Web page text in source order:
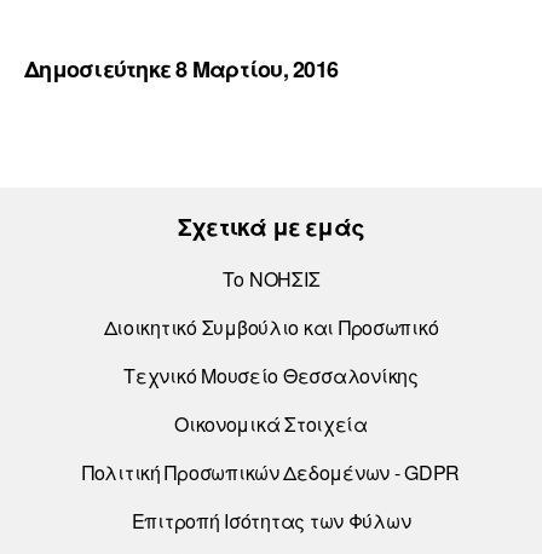
Δημοσιεύτηκε 8 Μαρτίου, 2016
Σχετικά με εμάς
Το ΝΟΗΣΙΣ
Διοικητικό Συμβούλιο και Προσωπικό
Τεχνικό Μουσείο Θεσσαλονίκης
Οικονομικά Στοιχεία
Πολιτική Προσωπικών Δεδομένων - GDPR
Επιτροπή Ισότητας των Φύλων